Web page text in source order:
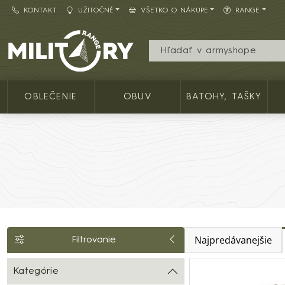
KONTAKT UŽITOČNÉ VŠETKO O NÁKUPE RANGE
Army shop MILITARY RANGE SK
OBLEČENIE OBUV BATOHY, TAŠKY
Filtrovanie Najpredávanejšie
Kategórie